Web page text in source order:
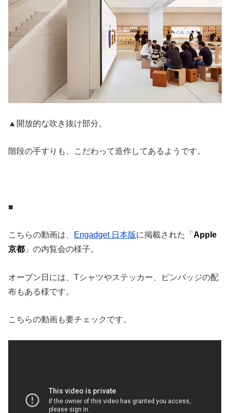
▲開放的な吹き抜け部分。
階段の手すりも、こだわって造作してあるようです。
■
こちらの動画は、 Engadget 日本版に掲載された「Apple
京都 」の内覧会の様子。
オープン日には、Tシャツやステッカー、ピンバッジの配
布もある様です。
こちらの動画も要チェックです。